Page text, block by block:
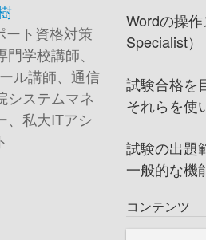
ート資格対策
学校講師、
ル講師、通信
システムマネ
、私大ITアシ
Wordの操
Specialist
試験合格を
それらを使
試験の出題
一般的な機
コンテンツ